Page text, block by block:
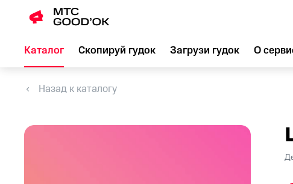
Каталог Скопируй гудок Загрузи гудок О
Назад к каталогу